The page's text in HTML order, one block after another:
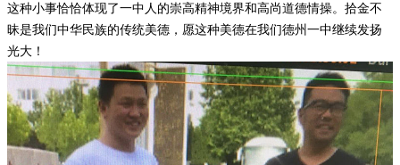
这种小事恰恰体现了一中人的崇高精神境界和高尚道德情操。拾金不
昧是我们中华民族的传统美德，愿这种美德在我们德州一中继续发扬
光大！